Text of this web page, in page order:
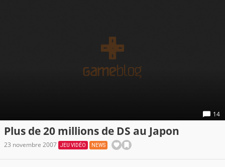
14
Plus de 20 millions de DS au Japon
23 novembre 2007 JEU VIDÉO NEWS